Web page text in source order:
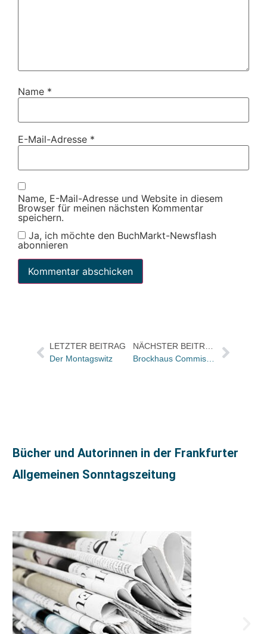
Name *
E-Mail-Adresse *
Name, E-Mail-Adresse und Website in diesem
Browser für meinen nächsten Kommentar
speichern.
Ja, ich möchte den BuchMarkt-Newsflash
abonnieren
LETZTER BEITRAG
Der Montagswitz
Bücher und Autorinnen in der Frankfurter
Allgemeinen Sonntagszeitung